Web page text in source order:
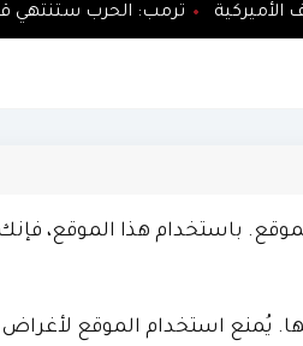
ترمب: الحرب ستنتهي
باستخدام هذا الموقع،
يُمنع استخدام الموقع